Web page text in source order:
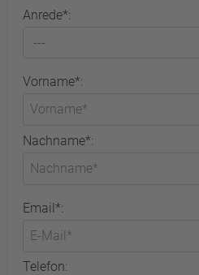
Anrede*:
Vorname*:
Nachname*:
Email*:
Telefon: